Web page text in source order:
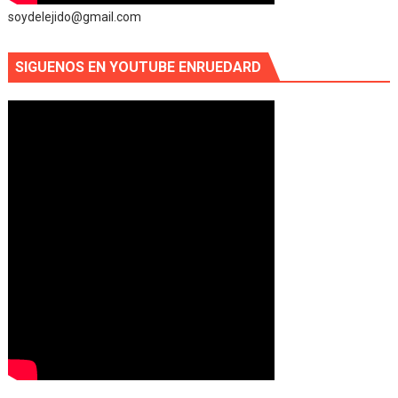
soydelejido@gmail.com
SIGUENOS EN YOUTUBE ENRUEDARD